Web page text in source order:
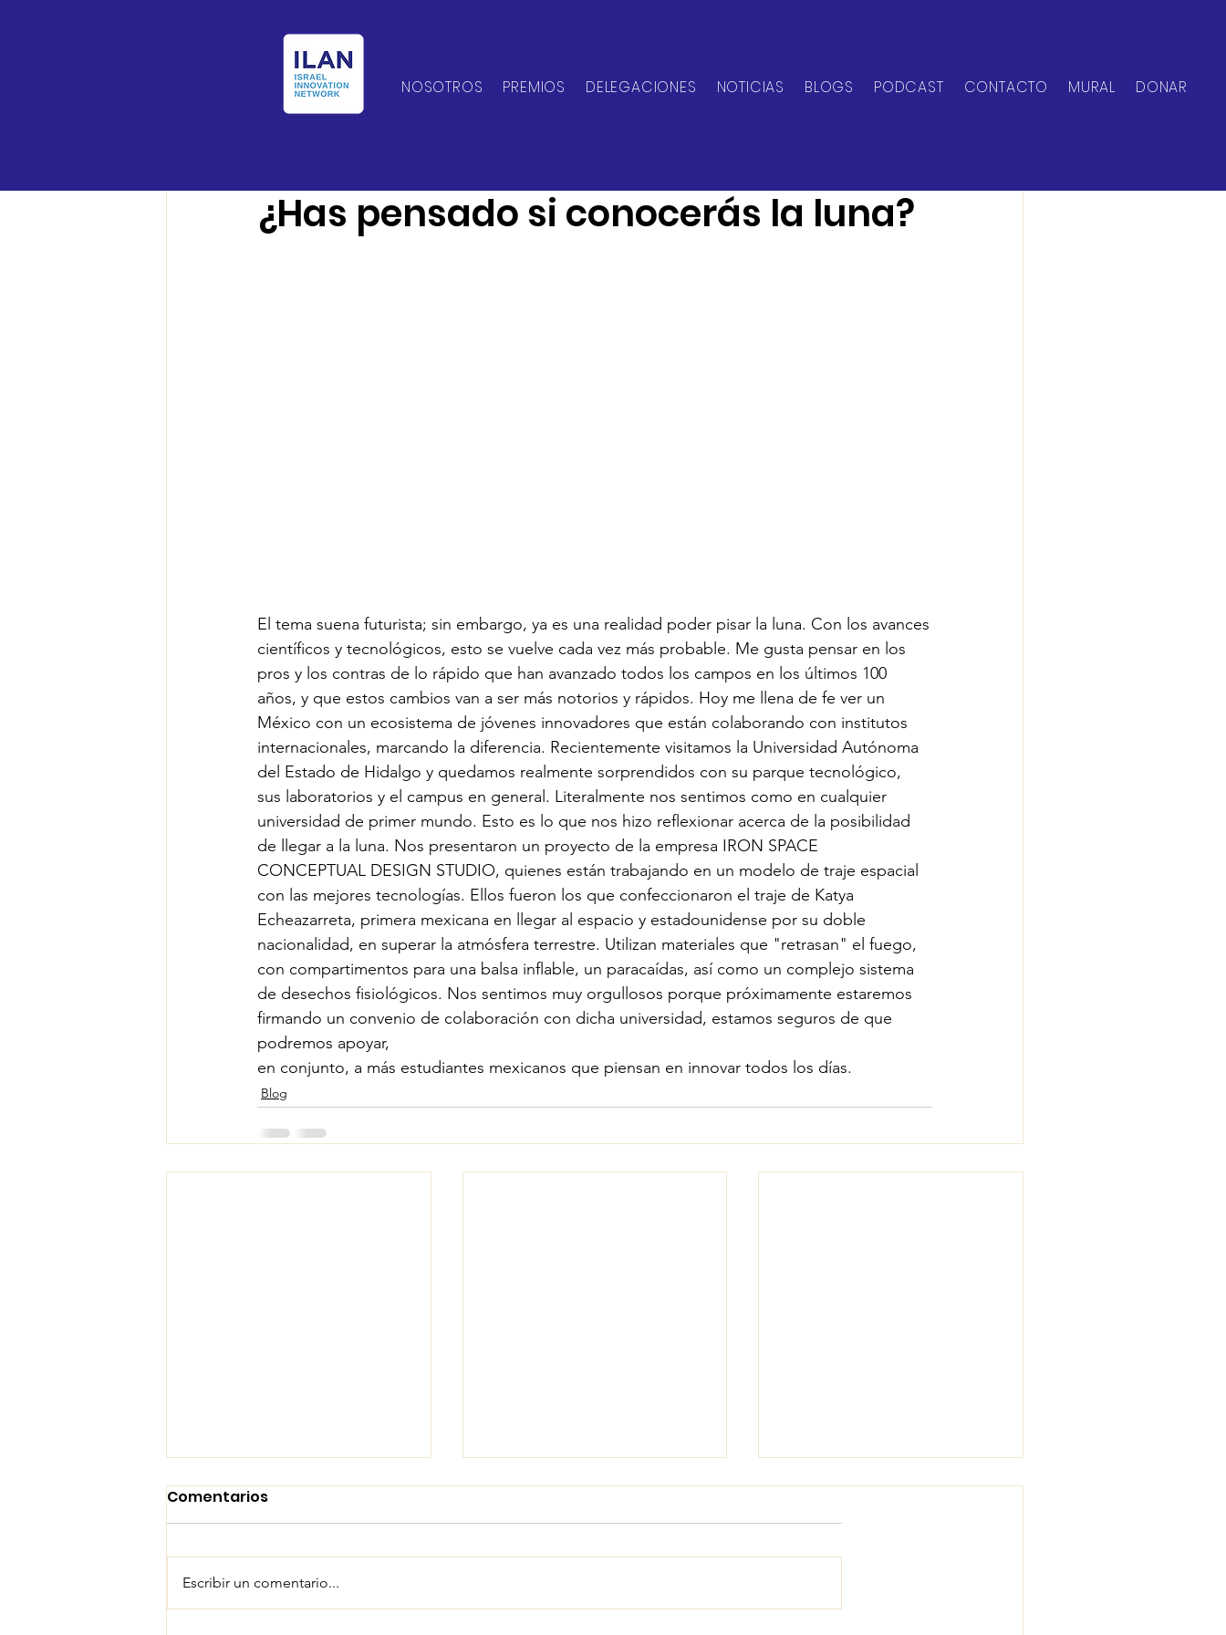
NOSOTROS PREMIOS DELEGACIONES NOTICIAS BLOGS PODCAST CONTACTO MURAL DONAR
¿Has pensado si conocerás la luna?
El tema suena futurista; sin embargo, ya es una realidad poder pisar la luna. Con los avances
científicos y tecnológicos, esto se vuelve cada vez más probable. Me gusta pensar en los
pros y los contras de lo rápido que han avanzado todos los campos en los últimos 100
años, y que estos cambios van a ser más notorios y rápidos. Hoy me llena de fe ver un
México con un ecosistema de jóvenes innovadores que están colaborando con institutos
internacionales, marcando la diferencia. Recientemente visitamos la Universidad Autónoma
del Estado de Hidalgo y quedamos realmente sorprendidos con su parque tecnológico,
sus laboratorios y el campus en general. Literalmente nos sentimos como en cualquier
universidad de primer mundo. Esto es lo que nos hizo reflexionar acerca de la posibilidad
de llegar a la luna. Nos presentaron un proyecto de la empresa IRON SPACE
CONCEPTUAL DESIGN STUDIO, quienes están trabajando en un modelo de traje espacial
con las mejores tecnologías. Ellos fueron los que confeccionaron el traje de Katya
Echeazarreta, primera mexicana en llegar al espacio y estadounidense por su doble
nacionalidad, en superar la atmósfera terrestre. Utilizan materiales que "retrasan" el fuego,
con compartimentos para una balsa inflable, un paracaídas, así como un complejo sistema
de desechos fisiológicos. Nos sentimos muy orgullosos porque próximamente estaremos
firmando un convenio de colaboración con dicha universidad, estamos seguros de que
podremos apoyar,
en conjunto, a más estudiantes mexicanos que piensan en innovar todos los días.
Blog
Comentarios
Escribir un comentario...